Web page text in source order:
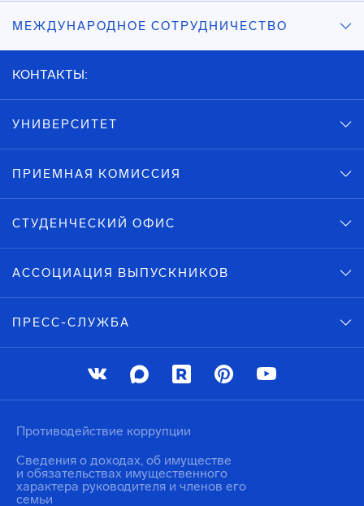
МЕЖДУНАРОДНОЕ СОТРУДНИЧЕСТВО
КОНТАКТЫ:
УНИВЕРСИТЕТ
ПРИЕМНАЯ КОМИССИЯ
СТУДЕНЧЕСКИЙ ОФИС
АССОЦИАЦИЯ ВЫПУСКНИКОВ
ПРЕСС-СЛУЖБА
Противодействие коррупции
Сведения о доходах, об имуществе
и обязательствах имущественного
характера руководителя и членов его
семьи